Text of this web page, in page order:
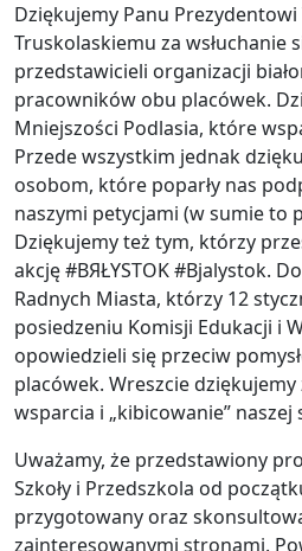
Dziękujemy Panu Prezydentowi
Truskolaskiemu za wsłuchanie
przedstawicieli organizacji
pracowników obu placówek.
Mniejszości Podlasia, które
Przede wszystkim jednak
osobom, które poparły nas
naszymi petycjami (w sumie to
Dziękujemy też tym, którzy
akcję #BЯŁYSTOK #Bjalystok.
Radnych Miasta, którzy 12
posiedzeniu Komisji Edukacji i
opowiedzieli się przeciw
placówek. Wreszcie dziękujemy
wsparcia i „kibicowanie” naszej
Uważamy, że przedstawiony
Szkoły i Przedszkola od
przygotowany oraz
zainteresowanymi stronami.